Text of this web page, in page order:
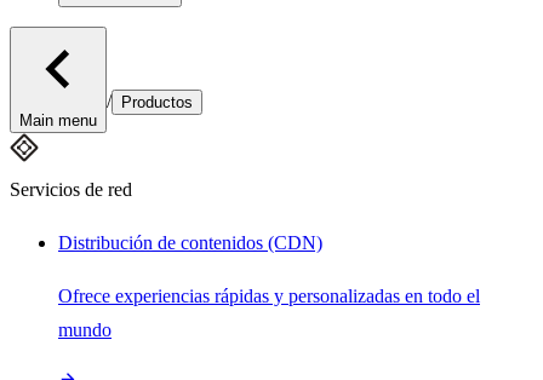
Main menu
/ Productos
Servicios de red
Distribución de contenidos (CDN)
Ofrece experiencias rápidas y personalizadas en todo el
mundo